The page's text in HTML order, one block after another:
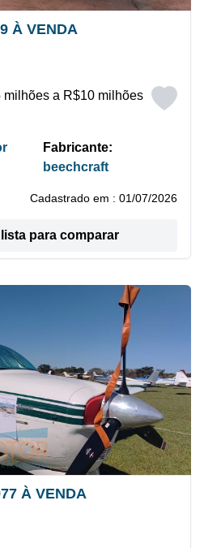
À VENDA
milhões a R$10 milhões
Fabricante:
beechcraft
Cadastrado em : 01/07/2026
para comparar
À VENDA